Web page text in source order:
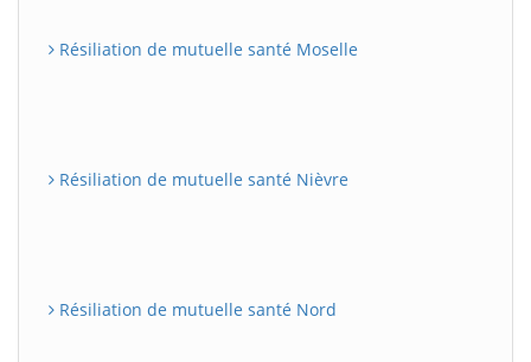
Résiliation de mutuelle santé Moselle
Résiliation de mutuelle santé Nièvre
Résiliation de mutuelle santé Nord